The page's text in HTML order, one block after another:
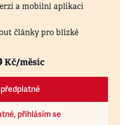
a mobilní aplikaci
články pro blízké
Kč/měsíc
přihlásím se